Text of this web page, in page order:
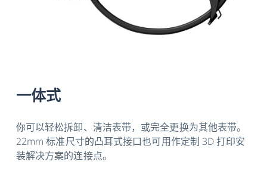
一体式
你可以轻松拆卸、清洁表带，或完全更换为其他表带。
22mm 标准尺寸的凸耳式接口也可用作定制 3D 打印安
装解决方案的连接点。